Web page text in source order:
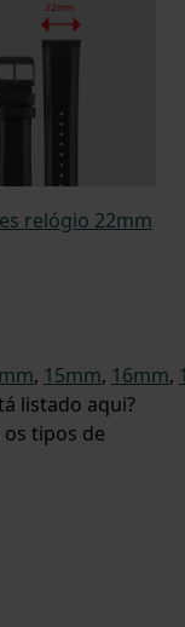
relógio 22mm
, 15mm, 16mm,
listado aqui?
tipos de